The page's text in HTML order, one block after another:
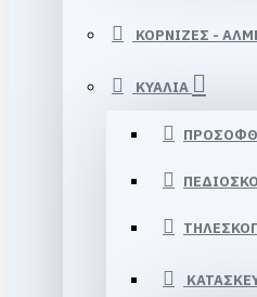
ΚΟΡΝΙΖΕΣ -
ΚΥΑΛΙΑ